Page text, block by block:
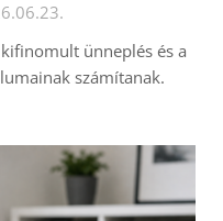
ünneplés és a
számítanak.